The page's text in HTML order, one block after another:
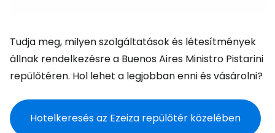
Tudja meg, milyen szolgáltatások és létesítmények
állnak rendelkezésre a Buenos Aires Ministro Pistarini
repülőtéren. Hol lehet a legjobban enni és vásárolni?
Hotelkeresés az Ezeiza repülőtér közelében